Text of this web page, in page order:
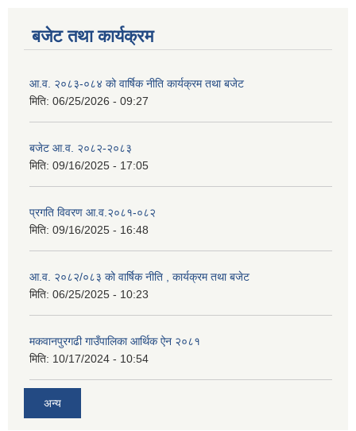
बजेट तथा कार्यक्रम
आ.व. २०८३-०८४ को वार्षिक नीति कार्यक्रम तथा बजेट
मिति: 06/25/2026 - 09:27
बजेट आ.व. २०८२-२०८३
मिति: 09/16/2025 - 17:05
प्रगति विवरण आ.व.२०८१-०८२
मिति: 09/16/2025 - 16:48
आ.व. २०८२/०८३ को वार्षिक नीति , कार्यक्रम तथा बजेट
मिति: 06/25/2025 - 10:23
मकवानपुरगढी गाउँपालिका आर्थिक ‌‌‌ऐन २०८१
मिति: 10/17/2024 - 10:54
अन्य